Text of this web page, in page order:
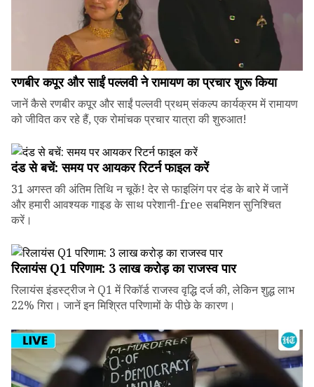
रणबीर कपूर और साईं पल्लवी ने रामायण का प्रचार शुरू किया
जानें कैसे रणबीर कपूर और साईं पल्लवी प्रथम् संकल्प कार्यक्रम में रामायण
को जीवित कर रहे हैं, एक रोमांचक प्रचार यात्रा की शुरुआत!
दंड से बचें: समय पर आयकर रिटर्न फाइल करें
31 अगस्त की अंतिम तिथि न चूकें! देर से फाइलिंग पर दंड के बारे में जानें
और हमारी आवश्यक गाइड के साथ परेशानी-free सबमिशन सुनिश्चित
करें।
रिलायंस Q1 परिणाम: ₹3 लाख करोड़ का राजस्व पार
रिलायंस इंडस्ट्रीज ने Q1 में रिकॉर्ड राजस्व वृद्धि दर्ज की, लेकिन शुद्ध लाभ
22% गिरा। जानें इन मिश्रित परिणामों के पीछे के कारण।